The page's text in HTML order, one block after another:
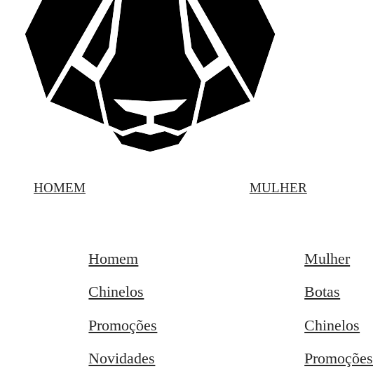
HOMEM
Homem
Chinelos
Promoções
Novidades
MULHER
Mulher
Botas
Chinelos
Promoções